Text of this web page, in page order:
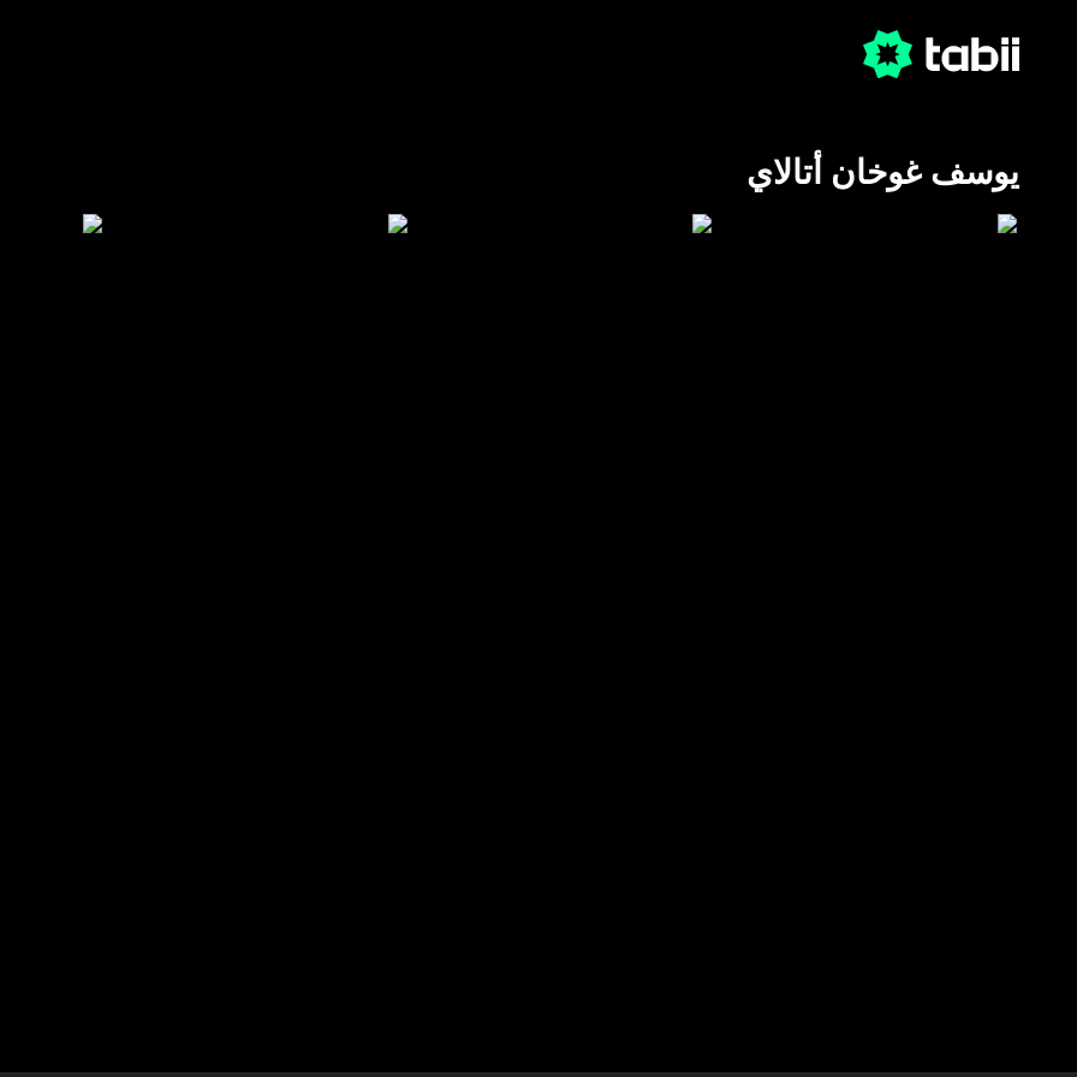
يوسف غوخان أتالاي